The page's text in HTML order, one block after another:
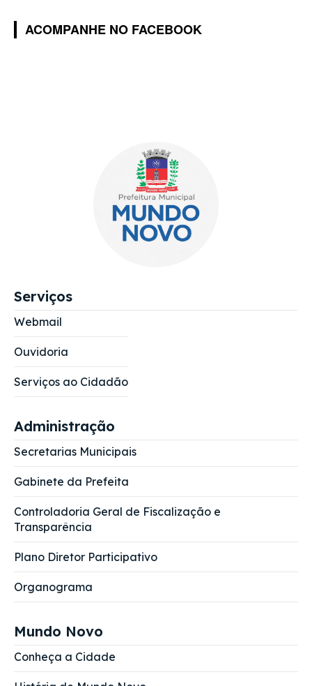
ACOMPANHE NO FACEBOOK
Serviços
Webmail
Ouvidoria
Serviços ao Cidadão
Administração
Secretarias Municipais
Gabinete da Prefeita
Controladoria Geral de Fiscalização e
Transparência
Plano Diretor Participativo
Organograma
Mundo Novo
Conheça a Cidade